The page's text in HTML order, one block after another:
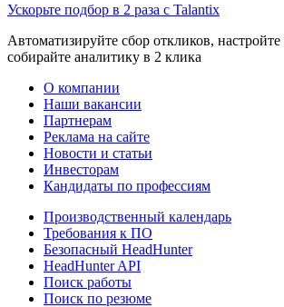
Ускорьте подбор в 2 раза с Talantix
Автоматизируйте сбор откликов, настройте
собирайте аналитику в 2 клика
О компании
Наши вакансии
Партнерам
Реклама на сайте
Новости и статьи
Инвесторам
Кандидаты по профессиям
Производственный календарь
Требования к ПО
Безопасный HeadHunter
HeadHunter API
Поиск работы
Поиск по резюме